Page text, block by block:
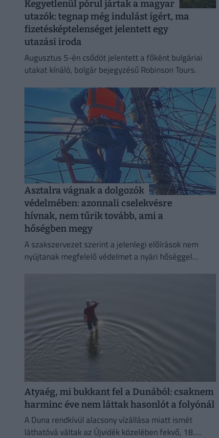
Kegyetlenül pórul jártak a magyar
utazók: tegnap még indulást ígért, ma
fizetésképtelenséget jelentett egy
utazási iroda
Augusztus 5-én csődöt jelentett a főként bulgáriai
utakat kínáló, bolgár bejegyzésű Robinson Tours.
Asztalra vágnak a dolgozók
védelmében: azonnali cselekvésre
hívnak, nem tűrik tovább, ami a
hőségben megy
A szakszervezet szerint a jelenlegi előírások nem
nyújtanak megfelelő védelmet a nyári hőséggel
Atyaég, mi bukkant fel a Dunából: csaknem
harminc éve nem láttak hasonlót a folyónál
A Duna rendkívül alacsony vízállása miatt ismét
láthatóvá váltak az Újvidék közelében fekvő, 18.